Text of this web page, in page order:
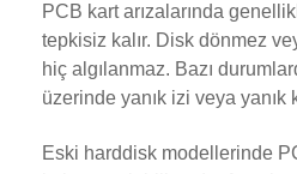
PCB kart arızalarında
tepkisiz kalır. Disk dönmez
hiç algılanmaz. Bazı
üzerinde yanık izi veya
Eski harddisk modellerinde